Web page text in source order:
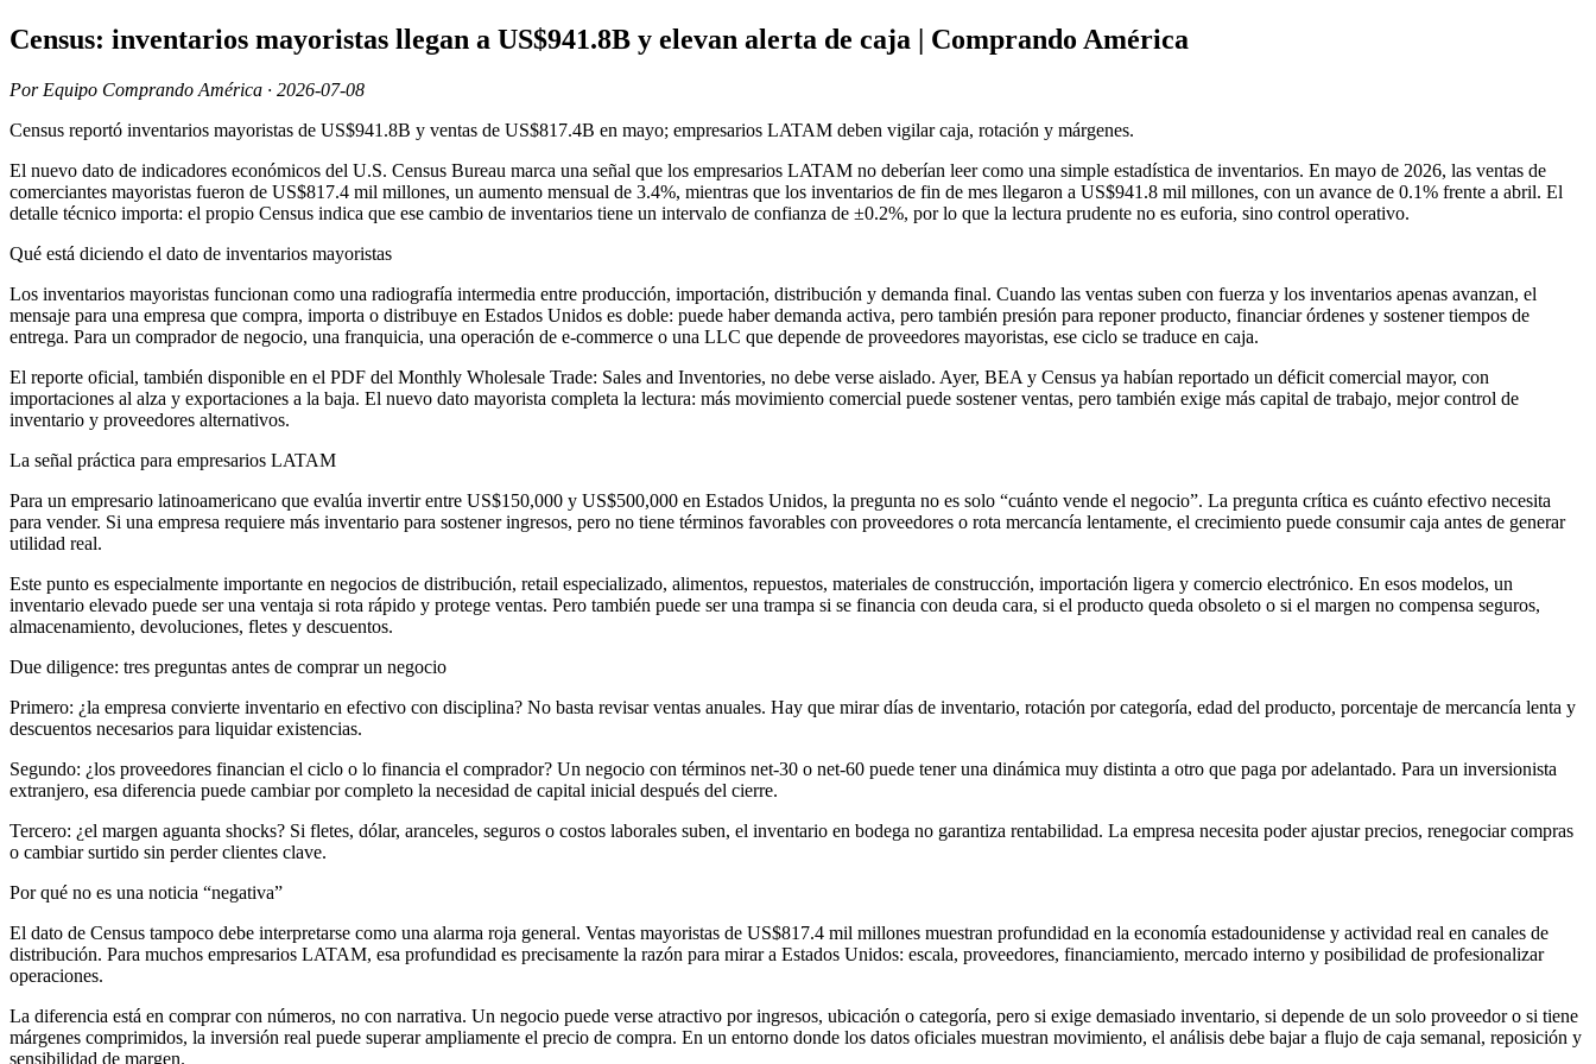
Census: inventarios mayoristas llegan a US$941.8B y elevan alerta de caja | Comprando América
Por Equipo Comprando América · 2026-07-08
Census reportó inventarios mayoristas de US$941.8B y ventas de US$817.4B en mayo; empresarios LATAM deben vigilar caja, rotación y márgenes.
El nuevo dato de indicadores económicos del U.S. Census Bureau marca una señal que los empresarios LATAM no deberían leer como una simple estadística de inventarios. En mayo de 2026, las ventas de
comerciantes mayoristas fueron de US$817.4 mil millones, un aumento mensual de 3.4%, mientras que los inventarios de fin de mes llegaron a US$941.8 mil millones, con un avance de 0.1% frente a abril. El
detalle técnico importa: el propio Census indica que ese cambio de inventarios tiene un intervalo de confianza de ±0.2%, por lo que la lectura prudente no es euforia, sino control operativo.
Qué está diciendo el dato de inventarios mayoristas
Los inventarios mayoristas funcionan como una radiografía intermedia entre producción, importación, distribución y demanda final. Cuando las ventas suben con fuerza y los inventarios apenas avanzan, el
mensaje para una empresa que compra, importa o distribuye en Estados Unidos es doble: puede haber demanda activa, pero también presión para reponer producto, financiar órdenes y sostener tiempos de
entrega. Para un comprador de negocio, una franquicia, una operación de e-commerce o una LLC que depende de proveedores mayoristas, ese ciclo se traduce en caja.
El reporte oficial, también disponible en el PDF del Monthly Wholesale Trade: Sales and Inventories, no debe verse aislado. Ayer, BEA y Census ya habían reportado un déficit comercial mayor, con
importaciones al alza y exportaciones a la baja. El nuevo dato mayorista completa la lectura: más movimiento comercial puede sostener ventas, pero también exige más capital de trabajo, mejor control de
inventario y proveedores alternativos.
La señal práctica para empresarios LATAM
Para un empresario latinoamericano que evalúa invertir entre US$150,000 y US$500,000 en Estados Unidos, la pregunta no es solo “cuánto vende el negocio”. La pregunta crítica es cuánto efectivo necesita
para vender. Si una empresa requiere más inventario para sostener ingresos, pero no tiene términos favorables con proveedores o rota mercancía lentamente, el crecimiento puede consumir caja antes de generar
utilidad real.
Este punto es especialmente importante en negocios de distribución, retail especializado, alimentos, repuestos, materiales de construcción, importación ligera y comercio electrónico. En esos modelos, un
inventario elevado puede ser una ventaja si rota rápido y protege ventas. Pero también puede ser una trampa si se financia con deuda cara, si el producto queda obsoleto o si el margen no compensa seguros,
almacenamiento, devoluciones, fletes y descuentos.
Due diligence: tres preguntas antes de comprar un negocio
Primero: ¿la empresa convierte inventario en efectivo con disciplina? No basta revisar ventas anuales. Hay que mirar días de inventario, rotación por categoría, edad del producto, porcentaje de mercancía lenta y
descuentos necesarios para liquidar existencias.
Segundo: ¿los proveedores financian el ciclo o lo financia el comprador? Un negocio con términos net-30 o net-60 puede tener una dinámica muy distinta a otro que paga por adelantado. Para un inversionista
extranjero, esa diferencia puede cambiar por completo la necesidad de capital inicial después del cierre.
Tercero: ¿el margen aguanta shocks? Si fletes, dólar, aranceles, seguros o costos laborales suben, el inventario en bodega no garantiza rentabilidad. La empresa necesita poder ajustar precios, renegociar compras
o cambiar surtido sin perder clientes clave.
Por qué no es una noticia “negativa”
El dato de Census tampoco debe interpretarse como una alarma roja general. Ventas mayoristas de US$817.4 mil millones muestran profundidad en la economía estadounidense y actividad real en canales de
distribución. Para muchos empresarios LATAM, esa profundidad es precisamente la razón para mirar a Estados Unidos: escala, proveedores, financiamiento, mercado interno y posibilidad de profesionalizar
operaciones.
La diferencia está en comprar con números, no con narrativa. Un negocio puede verse atractivo por ingresos, ubicación o categoría, pero si exige demasiado inventario, si depende de un solo proveedor o si tiene
márgenes comprimidos, la inversión real puede superar ampliamente el precio de compra. En un entorno donde los datos oficiales muestran movimiento, el análisis debe bajar a flujo de caja semanal, reposición y
sensibilidad de margen.